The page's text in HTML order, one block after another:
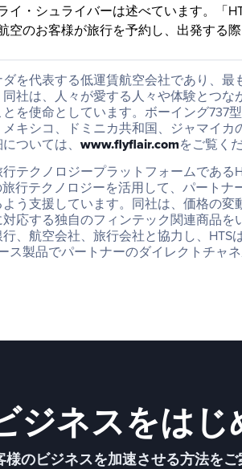
・シュライバーは述べています。「
空のお客様が旅行を予約し、出発する
を代表する低運賃航空会社であり、最
社は、人々が愛する人々や体験とつな
を使命としています。ボーイング737
メキシコ、ドミニカ共和国、ジャマイカ
ついては、 www.flyflair.comをご覧く
テクノロジープラットフォームである
行テクノロジーを活用して、パートナ
う支援しています。同社は、価格の変
応する独自のフィンテック関連商品を
、航空会社、旅行会社と協力し、HTS
ス製品でパートナーのダイレクトチャネ
ジネスをはじ
のビジネスを加速させる方法をご